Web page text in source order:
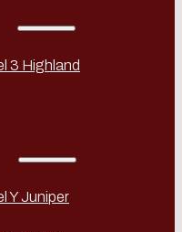
3 Highland
Y Juniper